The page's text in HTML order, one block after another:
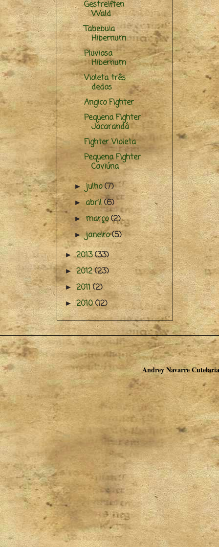
Gestreiften
Wald
Tabebuia
Hibernum
Pluviosa
Hibernum
Violeta três
dedos
Angico Fighter
Pequena Fighter
Jacarandá
Fighter Violeta
Pequena Fighter
Caviúna
►julho(7)
►abril(6)
► março(2)
►janeiro(5)
►2013(33)
►2012(23)
► 2011(2)
►2010(12)
Andrey Navarre